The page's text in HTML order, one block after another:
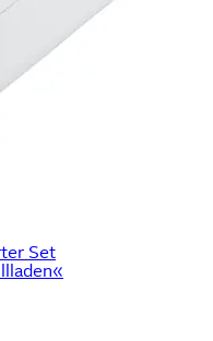
Set